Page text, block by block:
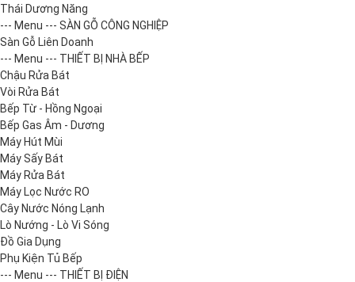
Thái Dương Năng
--- Menu --- SÀN GỖ CÔNG NGHIỆP
Sàn Gỗ Liên Doanh
--- Menu --- THIẾT BỊ NHÀ BẾP
Chậu Rửa Bát
Vòi Rửa Bát
Bếp Từ - Hồng Ngoại
Bếp Gas Âm - Dương
Máy Hút Mùi
Máy Sấy Bát
Máy Rửa Bát
Máy Lọc Nước RO
Cây Nước Nóng Lạnh
Lò Nướng - Lò Vi Sóng
Đồ Gia Dụng
Phụ Kiện Tủ Bếp
--- Menu --- THIẾT BỊ ĐIỆN